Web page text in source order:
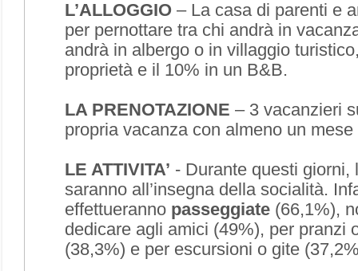
L’ALLOGGIO – La casa di parenti e
per pernottare tra chi andrà in
andrà in albergo o in villaggio
proprietà e il 10% in un B&B.
LA PRENOTAZIONE – 3 vacanzieri
propria vacanza con almeno un
LE ATTIVITA’ - Durante questi giorni,
saranno all’insegna della socialità.
effettueranno passeggiate (66,1%),
dedicare agli amici (49%), per pranzi
(38,3%) e per escursioni o gite